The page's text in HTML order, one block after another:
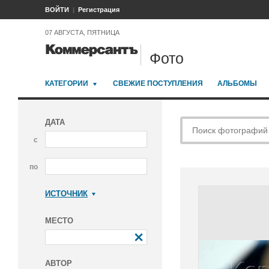
ВОЙТИ Регистрация
07 АВГУСТА, ПЯТНИЦА
Фото
КАТЕГОРИИ СВЕЖИЕ ПОСТУПЛЕНИЯ АЛЬБОМЫ
ДАТА
с
по
ИСТОЧНИК
МЕСТО
АВТОР